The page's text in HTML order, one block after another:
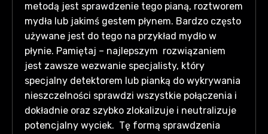
metodą jest sprawdzenie tego pianą, roztworem
mydła lub jakimś gestem płynem. Bardzo często
używane jest do tego na przykład mydło w
płynie. Pamiętaj – najlepszym rozwiązaniem
jest zawsze wezwanie specjalisty, który
specjalny detektorem lub pianką do wykrywania
nieszczelności sprawdzi wszystkie połączenia i
dokładnie oraz szybko zlokalizuje i neutralizuje
potencjalny wyciek. Tę formą sprawdzenia